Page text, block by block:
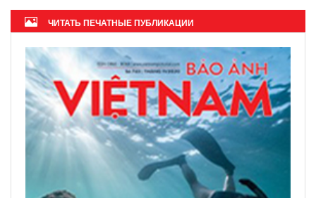
ЧИТАТЬ ПЕЧАТНЫЕ ПУБЛИКАЦИИ